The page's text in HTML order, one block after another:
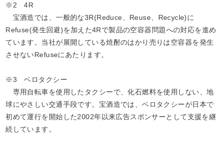
※2 4R
宝酒造では、一般的な3R(Reduce、Reuse、Recycle)に
Refuse(発生回避)を加えた4Rで製品の空容器問題への対応を進め
ています。当社が展開している焼酎のはかり売りは空容器を発生
させないRefuseにあたります。
※3 ベロタクシー
専用自転車を使用したタクシーで、化石燃料を使用しない、地
球にやさしい交通手段です。宝酒造では、ベロタクシーが日本で
初めて運行を開始した2002年以来広告スポンサーとして支援を継
続しています。